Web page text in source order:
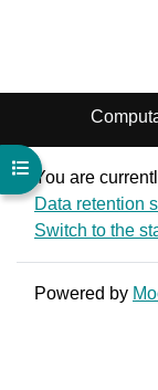
Open course index
You are
Data retention
Switch to the
Powered by